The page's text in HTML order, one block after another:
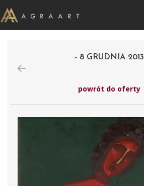
- 8 GRUDNIA 2013
powrót do oferty